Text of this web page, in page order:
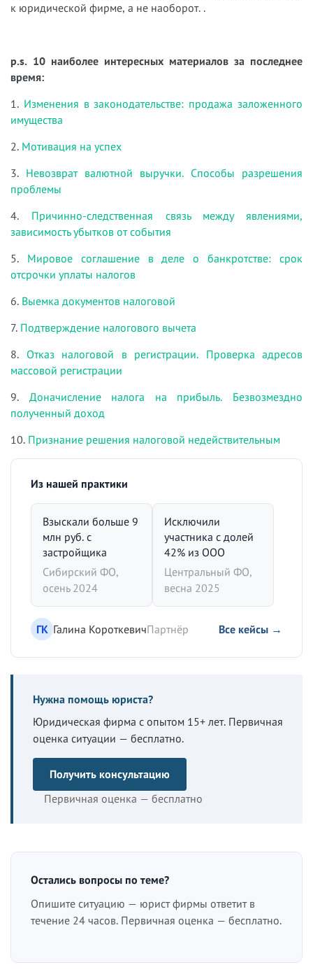
к юридической фирме, а не наоборот. .
p.s. 10 наиболее интересных материалов за последнее
время:
1. Изменения в законодательстве: продажа заложенного
имущества
2. Мотивация на успех
3. Невозврат валютной выручки. Способы разрешения
проблемы
4. Причинно-следственная связь между явлениями,
зависимость убытков от события
5. Мировое соглашение в деле о банкротстве: срок
отсрочки уплаты налогов
6. Выемка документов налоговой
7. Подтверждение налогового вычета
8. Отказ налоговой в регистрации. Проверка адресов
массовой регистрации
9. Доначисление налога на прибыль. Безвозмездно
полученный доход
10. Признание решения налоговой недействительным
Из нашей практики
Взыскали больше 9
млн руб. с
застройщика
Сибирский ФО,
осень 2024
Исключили
участника с долей
42% из ООО
Центральный ФО,
весна 2025
ГК Галина КороткевичПартнёр Все кейсы →
Нужна помощь юриста?
Юридическая фирма с опытом 15+ лет. Первичная
оценка ситуации — бесплатно.
Получить консультацию
Первичная оценка — бесплатно
Остались вопросы по теме?
Опишите ситуацию — юрист фирмы ответит в
течение 24 часов. Первичная оценка — бесплатно.